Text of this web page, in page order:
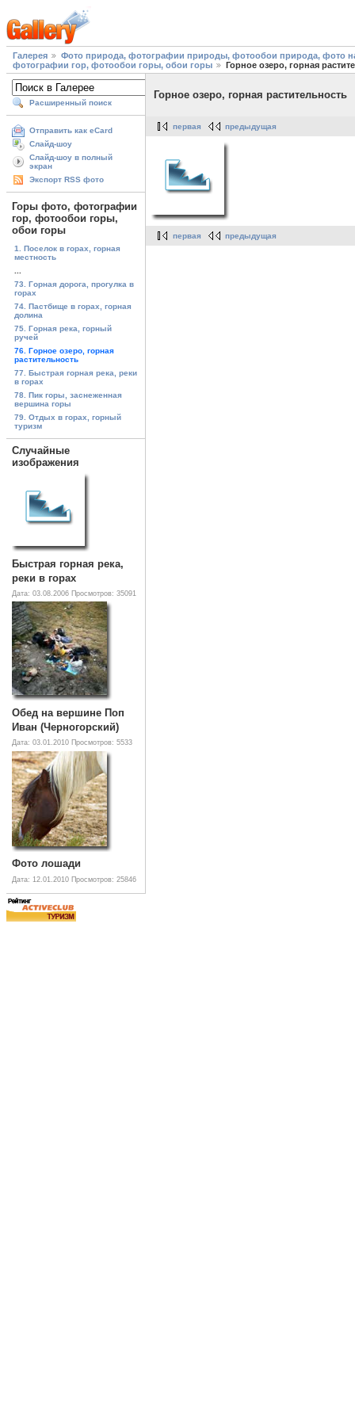
Галерея
Фото природа, фотографии природы, фотообои природа, фото
фотографии гор, фотообои горы, обои горы
Горное озеро, горная
Расширенный поиск
Отправить как eCard
Слайд-шоу
Слайд-шоу в полный
экран
Экспорт RSS фото
Горы фото, фотографии
гор, фотообои горы,
обои горы
1. Поселок в горах, горная
местность
73. Горная дорога, прогулка в
горах
74. Пастбище в горах, горная
долина
75. Горная река, горный
ручей
76. Горное озеро, горная
растительность
77. Быстрая горная река, реки
в горах
78. Пик горы, заснеженная
вершина горы
79. Отдых в горах, горный
туризм
Случайные
изображения
Быстрая горная река,
реки в горах
Дата: 03.08.2006 Просмотров: 35091
Обед на вершине Поп
Иван (Черногорский)
Дата: 03.01.2010 Просмотров: 5533
Фото лошади
Дата: 12.01.2010 Просмотров: 25846
Горное озеро, горная растительность
первая предыдущая
первая предыдущая